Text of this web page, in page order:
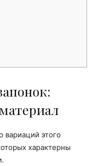
вариаций этого
характерны